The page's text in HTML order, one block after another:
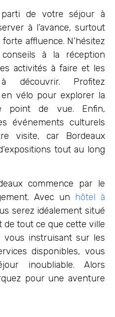
de votre séjour à
à l’avance, surtout
affluence. N’hésitez
à la réception
activités à faire et les
découvrir. Profitez
vélo pour explorer la
point de vue. Enfin,
événements culturels
visite, car Bordeaux
tout au long
commence par le
Avec un hôtel à
serez idéalement situé
tout ce que cette ville
vous instruisant sur les
disponibles, vous
inoubliable. Alors
pour une aventure